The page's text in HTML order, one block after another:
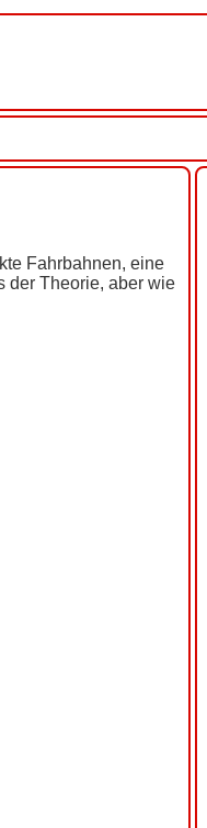
Fahrbahnen, eine
der Theorie, aber wie